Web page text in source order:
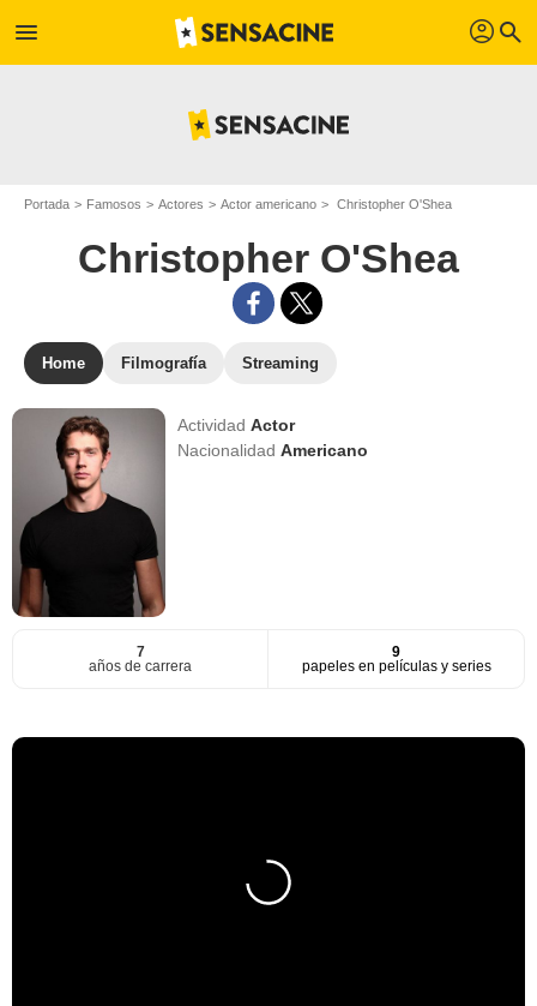
menu profil search
Portada Famosos Actores Actor americano Christopher O'Shea
Christopher O'Shea
Home Filmografía Streaming
ActividadActor
NacionalidadAmericano
7
años de carrera
9
papeles en películas y series